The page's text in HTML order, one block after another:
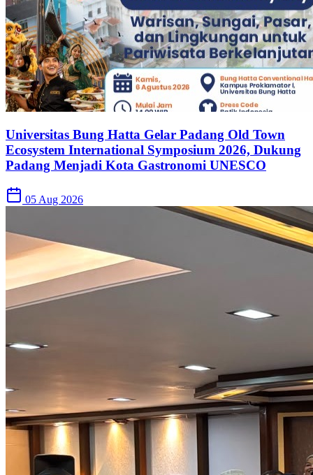
Universitas Bung Hatta Gelar Padang Old Town
Ecosystem International Symposium 2026, Dukung
Padang Menjadi Kota Gastronomi UNESCO
05 Aug 2026